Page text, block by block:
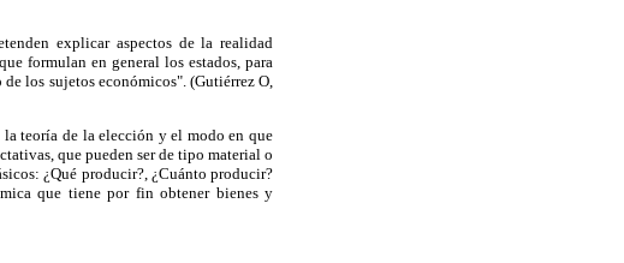
explicar aspectos de la realidad
formulan en general los estados, para
los sujetos económicos". (Gutiérrez O,
teoría de la elección y el modo en que
que pueden ser de tipo material o
¿Qué producir?, ¿Cuánto producir?
que tiene por fin obtener bienes y